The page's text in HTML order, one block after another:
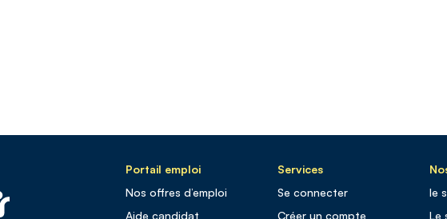
Portail emploi
Nos offres d’emploi
Aide candidat
Services
Se connecter
Créer un compte
le
Le